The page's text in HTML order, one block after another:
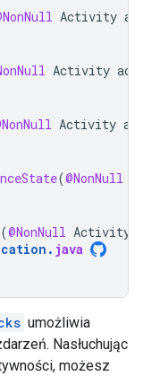
Activity
Activity
Activity
(@NonNull
(@NonNull Activity
. java
umożliwia
Nasłuchując
możesz